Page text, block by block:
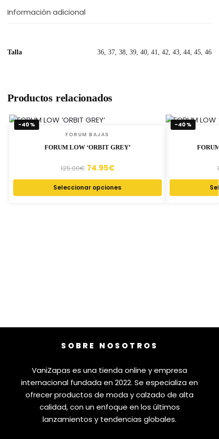
Información adicional
Talla 36, 37, 38, 39, 40, 41, 42, 43, 44, 45, 46
Productos relacionados
-40%
FORUM BAJAS
FORUM LOW ‘ORBIT GREY’
125.00€ 74.95€
Seleccionar opciones
-40%
SOBRE NOSOTROS
VaniZapas es una tienda online y empresa
internacional fundada en 2022. Se especializa en
ofrecer productos de moda y calzado de alta
calidad, con un enfoque en los últimos
lanzamientos y tendencias globales.